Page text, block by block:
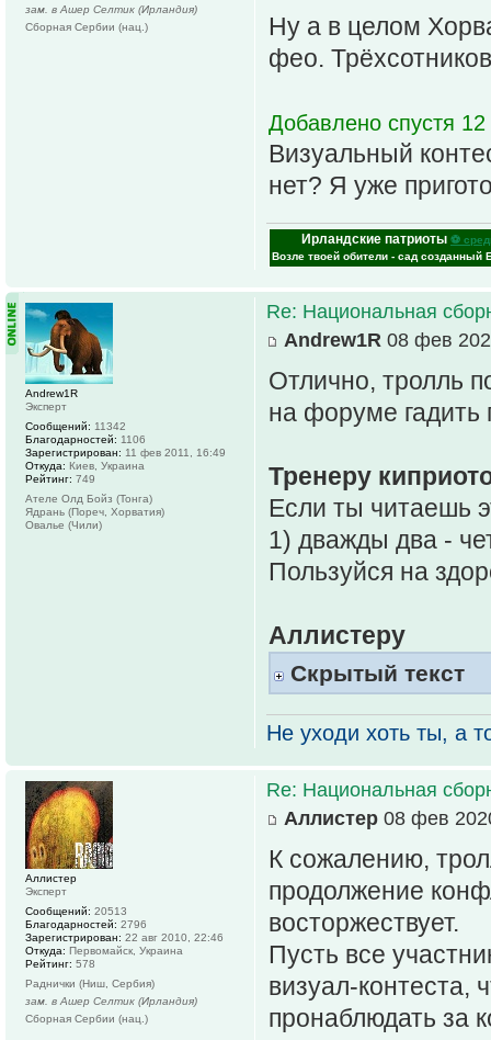
Ну а в целом
фео.
Добавлено спустя
Визуальный
нет? Я уже
Ирландские патриоты ⚽
Возле твоей обители - сад созданный
зам. в Ашер Селтик (Ирландия)
Сборная Сербии (нац.)
Re: Национальная
Andrew1R 08 фев
Отлично, тролль
на форуме гадить
Тренеру
Если ты читаешь
1) дважды два -
Пользуйся на
Аллистеру
Скрытый текст
Не уходи хоть ты, а
Andrew1R
Эксперт
Сообщений: 11342
Благодарностей: 1106
Зарегистрирован: 11 фев 2011, 16:49
Откуда: Киев, Украина
Рейтинг: 749
Ателе Олд Бойз (Тонга)
Ядрань (Пореч, Хорватия)
Овалье (Чили)
Re: Национальная
Аллистер 08 фев
К сожалению,
продолжение
восторжествует.
Пусть все
визуал-контеста,
пронаблюдать за
Аллистер
Эксперт
Сообщений: 20513
Благодарностей: 2796
Зарегистрирован: 22 авг 2010, 22:46
Откуда: Первомайск, Украина
Рейтинг: 578
Раднички (Ниш, Сербия)
зам. в Ашер Селтик (Ирландия)
Сборная Сербии (нац.)